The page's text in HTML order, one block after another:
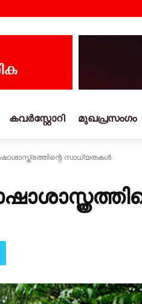
കവര്‍സ്റ്റോറി മുഖപ്രസംഗം
സാധ്യതകൾ